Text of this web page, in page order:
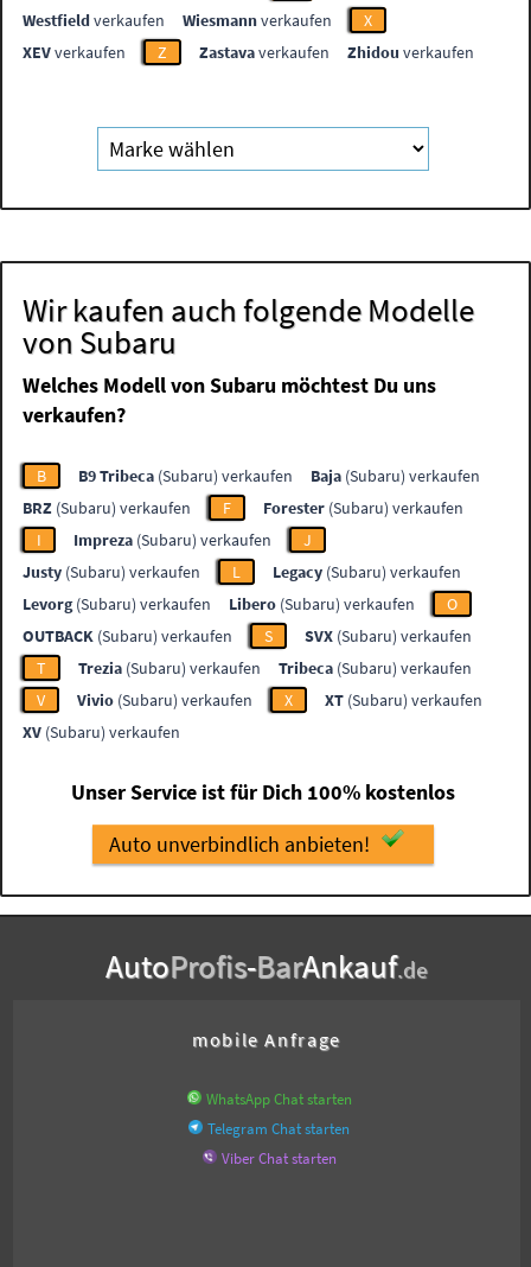
Westfieldverkaufen Wiesmannverkaufen
X
XEVverkaufen Z Zastavaverkaufen Zhidou verkaufen
Wir kaufen auch folgende Modelle
von Subaru
Welches Modell von Subaru möchtest Du uns
verkaufen?
B B9 Tribeca (Subaru) verkaufen Baja (Subaru) verkaufen
BRZ (Subaru) verkaufen F Forester (Subaru) verkaufen
I
Impreza (Subaru) verkaufen
J
Justy (Subaru) verkaufen L Legacy (Subaru) verkaufen
Levorg(Subaru) verkaufen Libero (Subaru) verkaufen
O
OUTBACK (Subaru) verkaufen S SVX (Subaru) verkaufen
T
Trezia (Subaru) verkaufen Tribeca (Subaru) verkaufen
V
Vivio (Subaru) verkaufen X XT (Subaru) verkaufen
XV (Subaru) verkaufen
Unser Service ist für Dich 100% kostenlos
Auto unverbindlich anbieten!
AutoProfis-BarAnkauf.de
mobile Anfrage
WhatsApp Chat starten
Telegram Chat starten
Viber Chat starten